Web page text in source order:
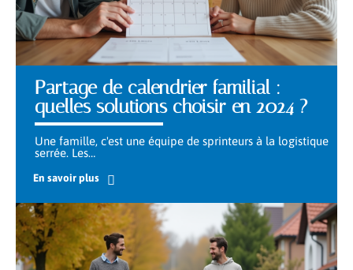
Partage de calendrier familial :
quelles solutions choisir en 2024 ?
Une famille, c'est une équipe de sprinteurs à la logistique
serrée. Les…
En savoir plus